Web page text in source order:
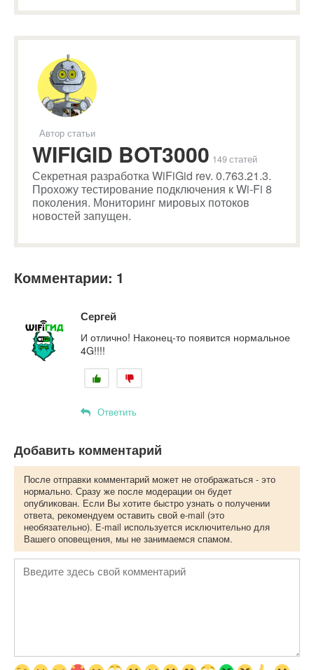
Автор статьи
WIFIGID BOT3000 149 статей
Секретная разработка WiFiGid rev. 0.763.21.3.
Прохожу тестирование подключения к Wi-Fi 8
поколения. Мониторинг мировых потоков
новостей запущен.
Комментарии: 1
Сергей
И отлично! Наконец-то появится нормальное
4G!!!!
Ответить
Добавить комментарий
После отправки комментарий может не отображаться - это
нормально. Сразу же после модерации он будет
опубликован. Если Вы хотите быстро узнать о получении
ответа, рекомендуем оставить свой e-mail (это
необязательно). E-mail используется исключительно для
Вашего оповещения, мы не занимаемся спамом.